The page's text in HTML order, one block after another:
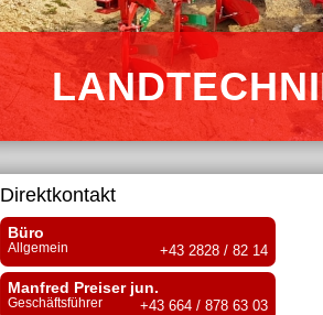
Direktkontakt
Büro
Allgemein +43 2828 / 82 14
Manfred Preiser jun.
Geschäftsführer +43 664 / 878 63 03